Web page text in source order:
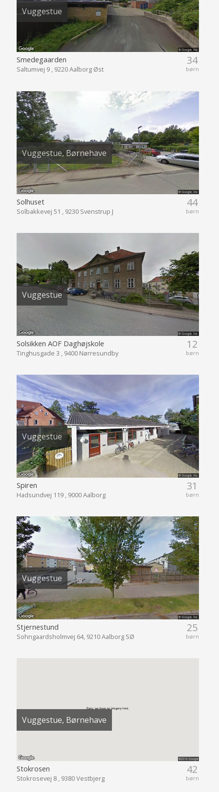
Vuggestue
34
børn
Smedegaarden
Saltumvej 9 , 9220 Aalborg Øst
Vuggestue, Børnehave
44
børn
Solhuset
Solbakkevej 51 , 9230 Svenstrup J
Vuggestue
12
børn
Solsikken AOF Daghøjskole
Tinghusgade 3 , 9400 Nørresundby
Vuggestue
31
børn
Spiren
Hadsundvej 119 , 9000 Aalborg
Vuggestue
25
børn
Stjernestund
Sohngaardsholmvej 64, 9210 Aalborg SØ
Vuggestue, Børnehave
42
børn
Stokrosen
Stokrosevej 8 , 9380 Vestbjerg